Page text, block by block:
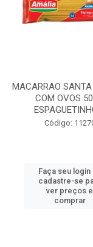
MACARRAO
COM OVOS
Código:
Faça seu login
cadastre-se
ver preços e
comprar